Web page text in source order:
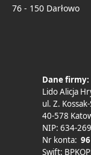
76 - 150 Darłowo
Dane firmy:
Lido Alicja
ul. Z.
40-578
NIP: 634-
Nr konta:
Swift: